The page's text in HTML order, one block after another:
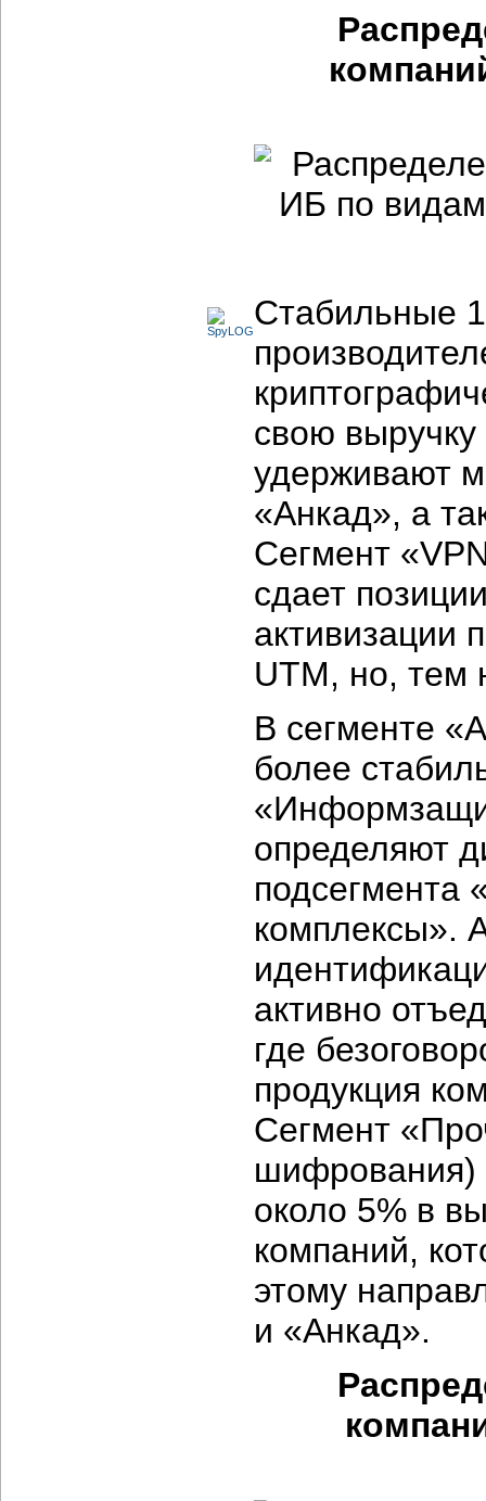
Стабильные
свою
удерживают
«Анкад», а
Сегмент
сдает
активизации
UTM, но, тем
В сегменте
более
определяют
подсегмента
комплексы».
активно
где
продукция
Сегмент
шифрования)
около 5% в
компаний,
этому
и «Анкад».